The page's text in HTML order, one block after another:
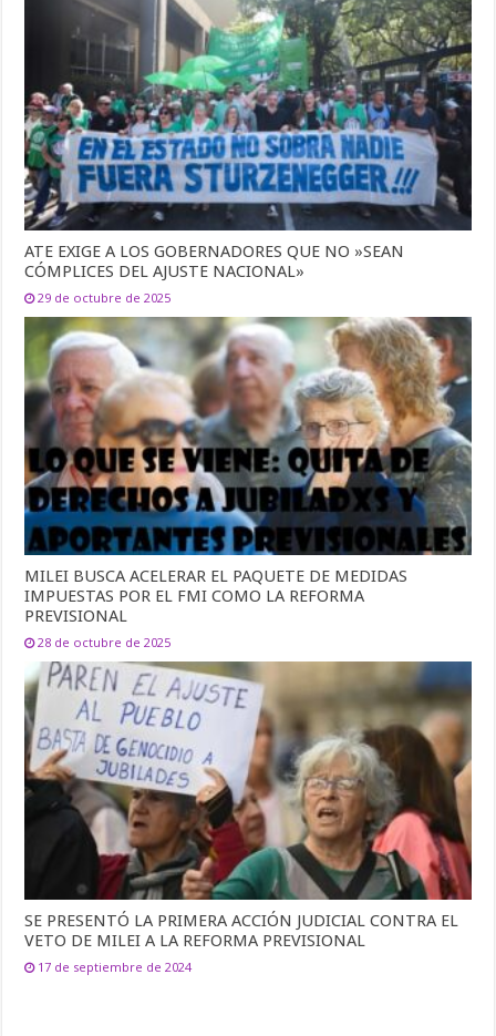
ATE EXIGE A LOS GOBERNADORES QUE NO »SEAN
CÓMPLICES DEL AJUSTE NACIONAL»
29 de octubre de 2025
MILEI BUSCA ACELERAR EL PAQUETE DE MEDIDAS
IMPUESTAS POR EL FMI COMO LA REFORMA
PREVISIONAL
28 de octubre de 2025
SE PRESENTÓ LA PRIMERA ACCIÓN JUDICIAL CONTRA EL
VETO DE MILEI A LA REFORMA PREVISIONAL
17 de septiembre de 2024